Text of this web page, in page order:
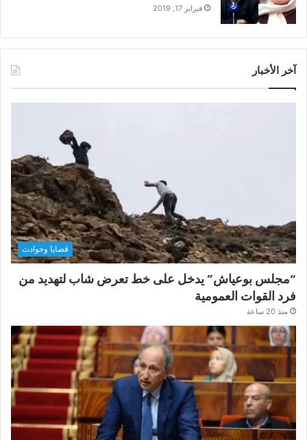
فبراير 17, 2019
آخر الأخبار
قضايا وحوادث
“مجلس بوعياش” يدخل على خط تعرض شاب لتهديد من
فرد القوات العمومية
منذ 20 ساعة